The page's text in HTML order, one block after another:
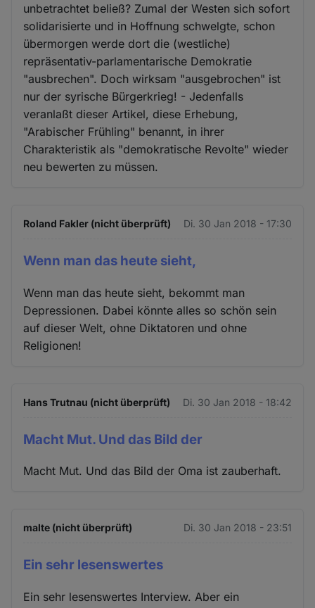
unbetrachtet beließ? Zumal der Westen sich sofort
solidarisierte und in Hoffnung schwelgte, schon
übermorgen werde dort die (westliche)
repräsentativ-parlamentarische Demokratie
"ausbrechen". Doch wirksam "ausgebrochen" ist
nur der syrische Bürgerkrieg! - Jedenfalls
veranlaßt dieser Artikel, diese Erhebung,
"Arabischer Frühling" benannt, in ihrer
Charakteristik als "demokratische Revolte" wieder
neu bewerten zu müssen.
Roland Fakler (nicht überprüft) Di. 30 Jan 2018 - 17:30
Wenn man das heute sieht,
Wenn man das heute sieht, bekommt man
Depressionen. Dabei könnte alles so schön sein
auf dieser Welt, ohne Diktatoren und ohne
Religionen!
Hans Trutnau (nicht überprüft) Di. 30 Jan 2018 - 18:42
Macht Mut. Und das Bild der
Macht Mut. Und das Bild der Oma ist zauberhaft.
malte (nicht überprüft) Di. 30 Jan 2018 - 23:51
Ein sehr lesenswertes
Ein sehr lesenswertes Interview. Aber ein